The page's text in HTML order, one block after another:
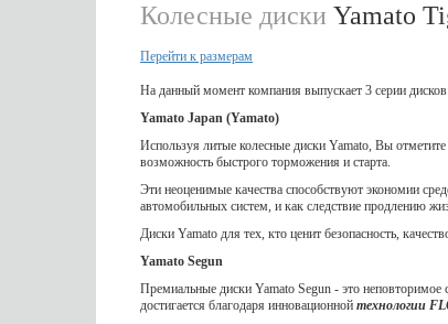
Колесные диски Yamato
Перейти к размерам
На данный момент компания выпускает 3 серии
Yamato Japan (Yamato)
Используя литые колесные диски Yamato, Вы
возможность быстрого торможения и старта.
Эти неоценимые качества способствуют экономии
автомобильных систем, и как следствие продлению
Диски Yamato для тех, кто ценит безопасность,
Yamato Segun
Премиальные диски Yamato Segun - это неповторимое
достигается благодаря инновационной технологии